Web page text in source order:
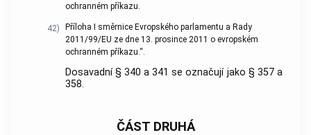
ochranném příkazu.
42)
Příloha I směrnice Evropského parlamentu a Rady
2011/99/EU ze dne 13. prosince 2011 o evropském
ochranném příkazu.“.
Dosavadní § 340 a 341 se označují jako § 357 a
358.
ČÁST DRUHÁ